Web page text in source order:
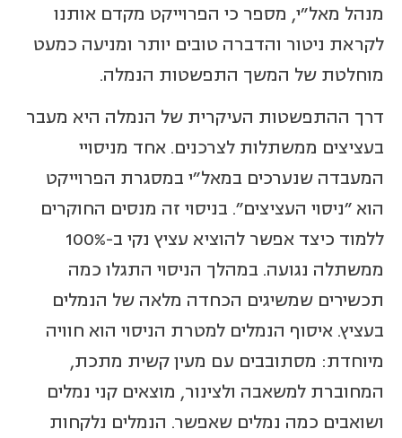
מנהל מאל"י, מספר כי הפרוייקט מקדם אותנו
לקראת ניטור והדברה טובים יותר ומניעה כמעט
מוחלטת של המשך התפשטות הנמלה.
דרך ההתפשטות העיקרית של הנמלה היא מעבר
בעציצים ממשתלות לצרכנים. אחד מניסויי
המעבדה שנערכים במאל"י במסגרת הפרוייקט
הוא "ניסוי העציצים". בניסוי זה מנסים החוקרים
ללמוד כיצד אפשר להוציא עציץ נקי ב-100%
ממשתלה נגועה. במהלך הניסוי התגלו כמה
תכשירים שמשיגים הכחדה מלאה של הנמלים
בעציץ. איסוף הנמלים למטרת הניסוי הוא חוויה
מיוחדת: מסתובבים עם מעין קשית מתכת,
המחוברת למשאבה ולצינור, מוצאים קני נמלים
ושואבים כמה נמלים שאפשר. הנמלים נלקחות